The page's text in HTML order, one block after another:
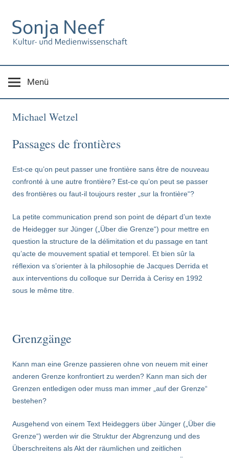
Inhalt
springen
Menü
Michael Wetzel
Passages de frontières
Est-ce qu’on peut passer une frontière sans être de nouveau
confronté à une autre frontière? Est-ce qu’on peut se passer
des frontières ou faut-il toujours rester „sur la frontière“?
La petite communication prend son point de départ d’un texte
de Heidegger sur Jünger („Über die Grenze“) pour mettre en
question la structure de la délimitation et du passage en tant
qu’acte de mouvement spatial et temporel. Et bien sûr la
réflexion va s’orienter à la philosophie de Jacques Derrida et
aux interventions du colloque sur Derrida à Cerisy en 1992
sous le même titre.
Grenzgänge
Kann man eine Grenze passieren ohne von neuem mit einer
anderen Grenze konfrontiert zu werden? Kann man sich der
Grenzen entledigen oder muss man immer „auf der Grenze“
bestehen?
Ausgehend von einem Text Heideggers über Jünger („Über die
Grenze“) werden wir die Struktur der Abgrenzung und des
Überschreitens als Akt der räumlichen und zeitlichen